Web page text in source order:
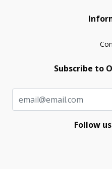
Subscribe to
Follow